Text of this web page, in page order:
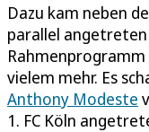
Dazu kam neben
parallel
vielem mehr. Es
Anthony Modeste
1. FC Köln